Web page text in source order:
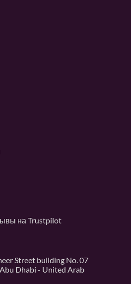
на Trustpilot
Street building No. 07
Dhabi - United Arab